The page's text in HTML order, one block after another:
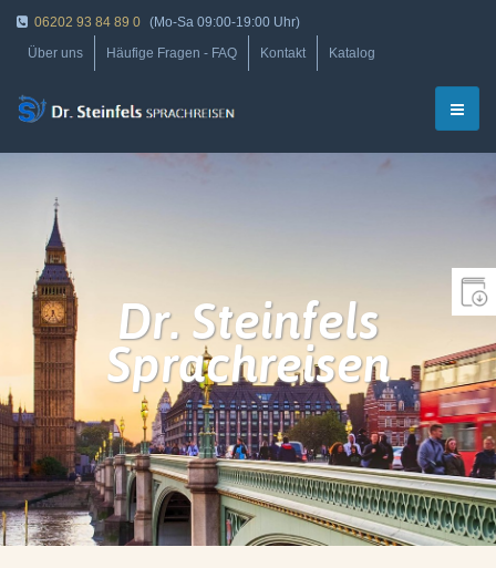
06202 93 84 89 0 (Mo-Sa 09:00-19:00 Uhr)
Über uns
Häufige Fragen - FAQ Kontakt Katalog
Dr. Steinfels
Sprachreisen